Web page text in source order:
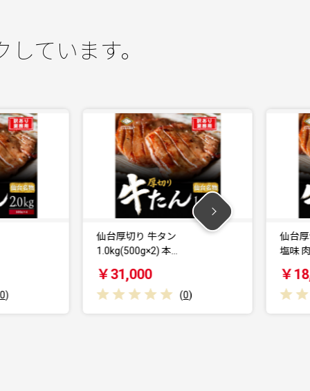
ています。
仙台厚切り 牛タン
1.0kg(500g×2) 本…
￥31,000
(0
仙台厚切り 牛タ
￥18,500